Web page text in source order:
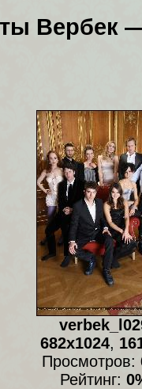
Вербек
682x1024,
Просмотров:
Рейтинг: